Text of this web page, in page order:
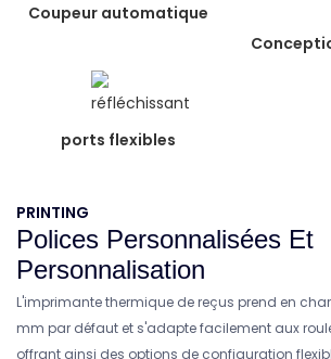
Coupeur automatique
ports flexibles
PRINTING
Polices Personnalisées Et
Personnalisation
L'imprimante thermique de reçus prend en
mm par défaut et s'adapte facilement aux
offrant ainsi des options de configuration